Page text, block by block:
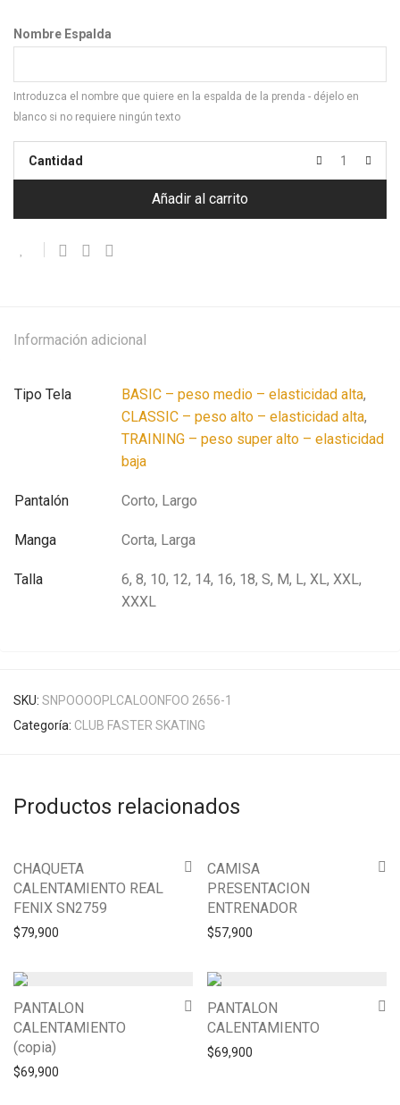
Nombre Espalda
Introduzca el nombre que quiere en la espalda de la prenda - déjelo en
blanco si no requiere ningún texto
Cantidad
Añadir al carrito
Información adicional
Tipo Tela BASIC – peso medio – elasticidad alta,
CLASSIC – peso alto – elasticidad alta,
TRAINING – peso super alto – elasticidad
baja
Pantalón Corto, Largo
Manga Corta, Larga
Talla
6, 8, 10, 12, 14, 16, 18, S, M, L, XL, XXL,
XXXL
SKU: SNPOOOOPLCALOONFOO 2656-1
Categoría: CLUB FASTER SKATING
Productos relacionados
CHAQUETA
CALENTAMIENTO REAL
FENIX SN2759
$79,900
CAMISA
PRESENTACION
ENTRENADOR
$57,900
PANTALON
CALENTAMIENTO
(copia)
$69,900
PANTALON
CALENTAMIENTO
$69,900